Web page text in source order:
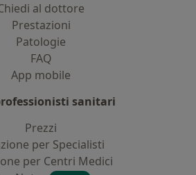
al dottore
Prestazioni
Patologie
FAQ
App mobile
sanitari
Prezzi
per Specialisti
per Centri Medici